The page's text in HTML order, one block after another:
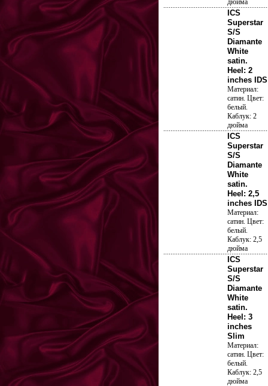
дюйма
ICS
Superstar
S/S
Diamante
White
satin.
Heel: 2
inches IDS
Материал:
сатин. Цвет:
белый.
Каблук: 2
дюйма
ICS
Superstar
S/S
Diamante
White
satin.
Heel: 2,5
inches IDS
Материал:
сатин. Цвет:
белый.
Каблук: 2,5
дюйма
ICS
Superstar
S/S
Diamante
White
satin.
Heel: 3
inches
Slim
Материал:
сатин. Цвет:
белый.
Каблук: 2,5
дюйма